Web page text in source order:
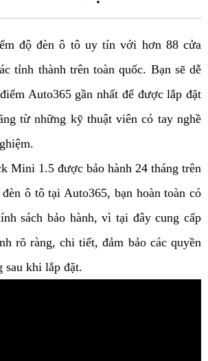
độ đèn ô tô uy tín với hơn 88 cửa
tỉnh thành trên toàn quốc. Bạn sẽ dễ
Auto365 gần nhất để được lắp đặt
từ những kỹ thuật viên có tay nghề
Mini 1.5 được bảo hành 24 tháng trên
ô tô tại Auto365, bạn hoàn toàn có
sách bảo hành, vì tại đây cung cấp
rõ ràng, chi tiết, đảm bảo các quyền
sau khi lắp đặt.